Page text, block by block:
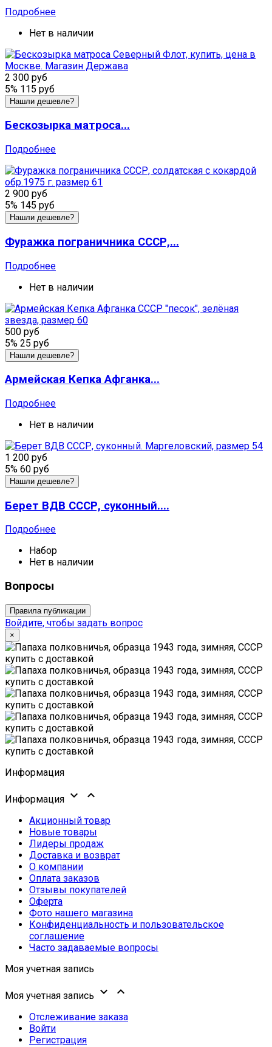
Подробнее
Нет в наличии
2 300 руб
5% 115 руб
Нашли дешевле?
Бескозырка матроса...
Подробнее
2 900 руб
5% 145 руб
Нашли дешевле?
Фуражка пограничника СССР,...
Подробнее
Нет в наличии
500 руб
5% 25 руб
Нашли дешевле?
Армейская Кепка Афганка...
Подробнее
Нет в наличии
1 200 руб
5% 60 руб
Нашли дешевле?
Берет ВДВ СССР, суконный....
Подробнее
Набор
Нет в наличии
Вопросы
Правила публикации
Войдите, чтобы задать вопрос
×
Информация
Информация  
Акционный товар
Новые товары
Лидеры продаж
Доставка и возврат
О компании
Оплата заказов
Отзывы покупателей
Оферта
Фото нашего магазина
Конфиденциальность и пользовательское
соглашение
Часто задаваемые вопросы
Моя учетная запись
Моя учетная запись  
Отслеживание заказа
Войти
Регистрация